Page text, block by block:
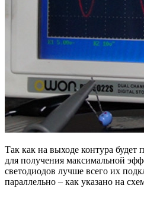
Так как на выходе контура будет
для получения максимальной
светодиодов лучше всего их
параллельно – как указано на